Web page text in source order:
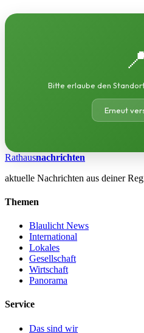
Bitte erlaube den
Erneut
Rathausnachrichten
aktuelle Nachrichten aus deiner
Themen
Blaulicht News
International
Lokales
Gesellschaft
Wirtschaft
Panorama
Service
Das sind wir